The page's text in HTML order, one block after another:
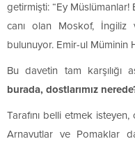
getirmişti: “Ey Müslümanlar!
canı olan Moskof, İngiliz
bulunuyor. Emir-ul Müminin
Bu davetin tam karşılığı
burada, dostlarımız
Tarafını belli etmek
Arnavutlar ve Pomaklar